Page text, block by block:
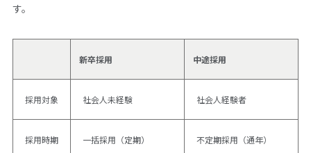
す。
新卒採用 中途採用
採用対象 社会人未経験 社会人経験者
採用時期 一括採用（定期） 不定期採用（通年）